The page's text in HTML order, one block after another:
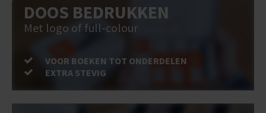
DOOS BEDRUKKEN
Met logo of full-colour
VOOR BOEKEN TOT ONDERDELEN
EXTRA STEVIG